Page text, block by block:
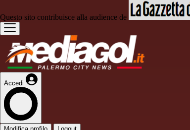
Questo sito contribuisce alla audience de
Accedi